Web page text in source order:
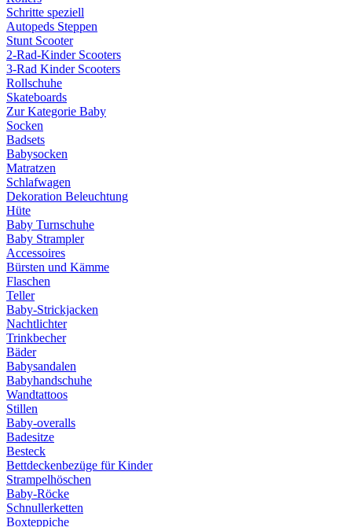
Schritte speziell
Autopeds Steppen
Stunt Scooter
2-Rad-Kinder Scooters
3-Rad Kinder Scooters
Rollschuhe
Skateboards
Zur Kategorie Baby
Socken
Badsets
Babysocken
Matratzen
Schlafwagen
Dekoration Beleuchtung
Hüte
Baby Turnschuhe
Baby Strampler
Accessoires
Bürsten und Kämme
Flaschen
Teller
Baby-Strickjacken
Nachtlichter
Trinkbecher
Bäder
Babysandalen
Babyhandschuhe
Wandtattoos
Stillen
Baby-overalls
Badesitze
Besteck
Bettdeckenbezüge für Kinder
Strampelhöschen
Baby-Röcke
Schnullerketten
Boxteppiche